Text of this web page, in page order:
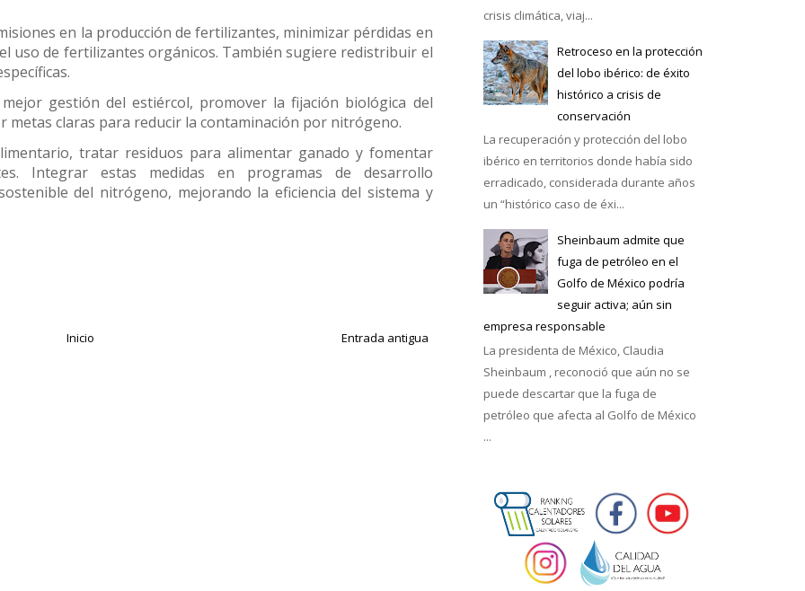
en la producción de fertilizantes, minimizar pérdidas en
uso de fertilizantes orgánicos. También sugiere redistribuir el
gestión del estiércol, promover la fijación biológica del
claras para reducir la contaminación por nitrógeno.
tratar residuos para alimentar ganado y fomentar
Integrar estas medidas en programas de desarrollo
del nitrógeno, mejorando la eficiencia del sistema y
Entrada antigua
Inicio
crisis climática, viaj...
Retroceso en la protección
del lobo ibérico: de éxito
histórico a crisis de
conservación
La recuperación y protección del lobo
ibérico en territorios donde había sido
erradicado, considerada durante años
un “histórico caso de éxi...
Sheinbaum admite que
fuga de petróleo en el
Golfo de México podría
seguir activa; aún sin
empresa responsable
La presidenta de México, Claudia
Sheinbaum , reconoció que aún no se
puede descartar que la fuga de
petróleo que afecta al Golfo de México
...